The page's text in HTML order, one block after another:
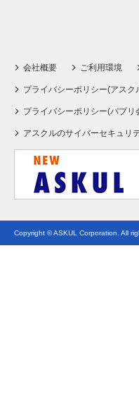
会社概要 ご利用環境
プライバシーポリシー(アスク
プライバシーポリシー(パプリ
アスクルのサイバーセキュリ
Copyright © ASKUL Corporation. All